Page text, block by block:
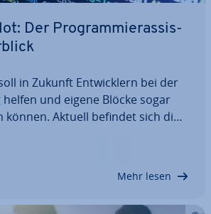
Der Pro­gram­mier­as­sis­
in Zukunft Ent­wick­lern bei der
und eigene Blöcke sogar
können. Aktuell befindet sich die
GitHub Copilot ist, welche
Mehr lesen